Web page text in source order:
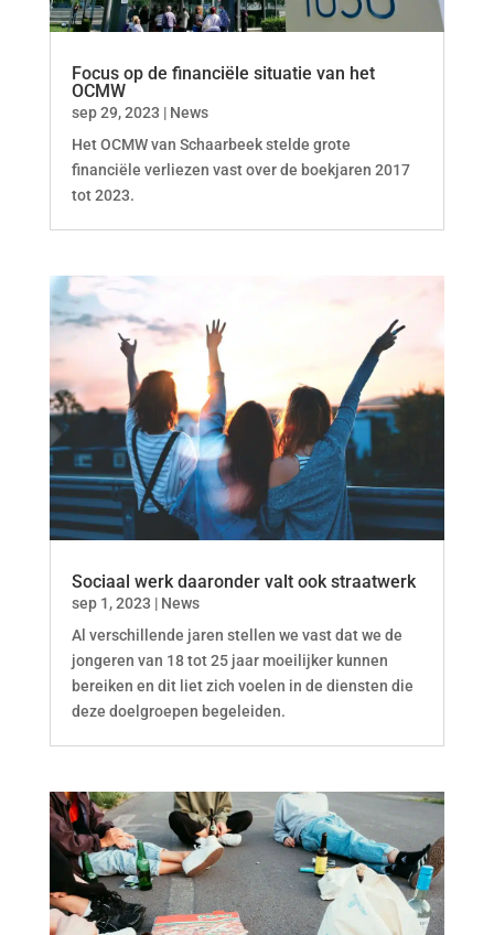
Focus op de financiële situatie van het
OCMW
sep 29, 2023 | News
Het OCMW van Schaarbeek stelde grote
financiële verliezen vast over de boekjaren 2017
tot 2023.
Sociaal werk daaronder valt ook straatwerk
sep 1, 2023 | News
Al verschillende jaren stellen we vast dat we de
jongeren van 18 tot 25 jaar moeilijker kunnen
bereiken en dit liet zich voelen in de diensten die
deze doelgroepen begeleiden.